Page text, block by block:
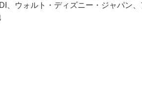
、ウォルト・ディズニー・ジャパン